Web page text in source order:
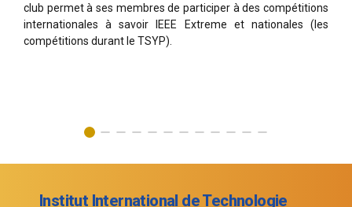
club permet à ses membres de participer à des compétitions
internationales à savoir IEEE Extreme et nationales (les
compétitions durant le TSYP).
Institut International de Technologie